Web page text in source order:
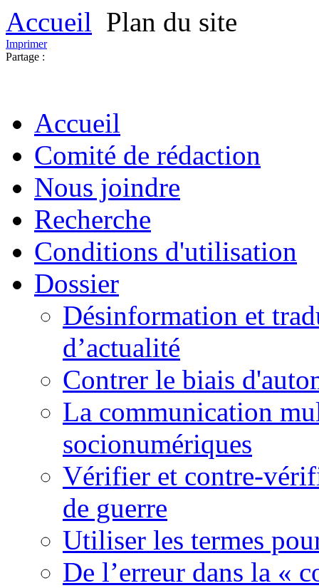
Accueil Plan du site
Imprimer
Partage :
Accueil
Comité de rédaction
Nous joindre
Recherche
Conditions d'utilisation
Dossier
Désinformation et
d’actualité
Contrer le biais
La communication
socionumériques
Vérifier et contre-
de guerre
Utiliser les termes
De l’erreur dans la «